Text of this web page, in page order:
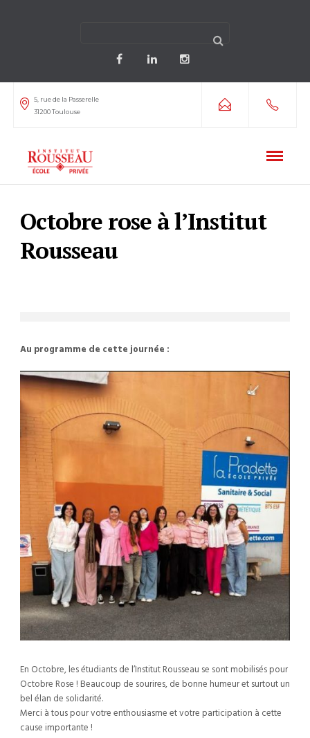
5, rue de la Passerelle
31200 Toulouse
Octobre rose à l’Institut
Rousseau
Au programme de cette journée :
En Octobre, les étudiants de l’Institut Rousseau se sont mobilisés pour
Octobre Rose ! Beaucoup de sourires, de bonne humeur et surtout un
bel élan de solidarité.
Merci à tous pour votre enthousiasme et votre participation à cette
cause importante !